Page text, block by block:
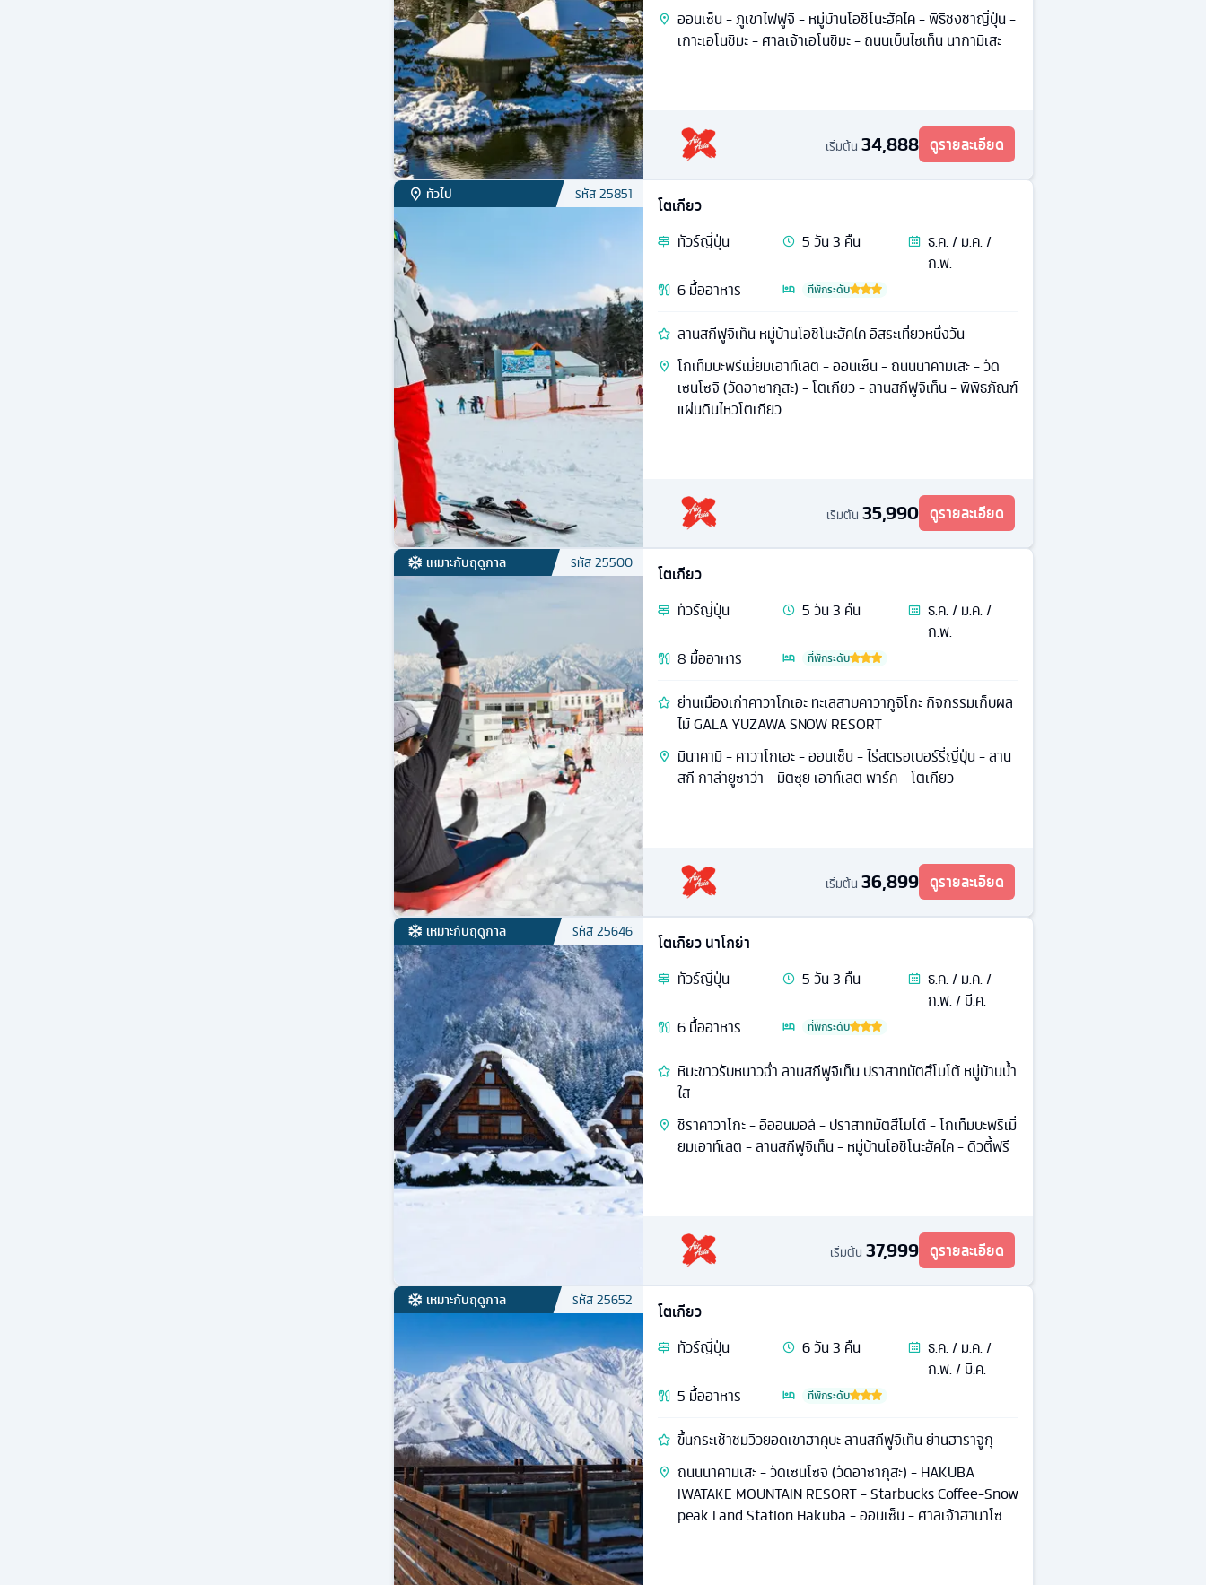
ออนเซ็น - ภูเขาไฟฟูจิ - หมู่บ้านโอชิโนะฮัคไค - พิธีชงชาญี่ปุ่น -
เกาะเอโนชิมะ - ศาลเจ้าเอโนชิมะ - ถนนเบ็นไซเท็น นากามิเสะ
เริ่มต้น 34,888 ดูรายละเอียด
ทั่วไป รหัส25851
โตเกียว
ทัวร์ญี่ปุ่น 5วัน3 คืน
ธ.ค. / ม.ค. /
ก.พ.
6มื้ออาหาร ที่พักระดับ
ลานสกีฟูจิเท็น หมู่บ้านโอชิโนะฮัคไค อิสระเที่ยวหนึ่งวัน
โกเท็มบะพรีเมี่ยมเอาท์เลต - ออนเซ็น - ถนนนาคามิเสะ - วัด
เซนโซจิ (วัดอาซากุสะ) - โตเกียว - ลานสกีฟูจิเท็น - พิพิธภัณฑ์
แผ่นดินไหวโตเกียว
เริ่มต้น 35,990 ดูรายละเอียด
เหมาะกับฤดูกาล รหัส25500
โตเกียว
ทัวร์ญี่ปุ่น 5วัน3 คืน
ธ.ค. / ม.ค. /
ก.พ.
8 มื้ออาหาร ที่พักระดับ
ย่านเมืองเก่าคาวาโกเอะ ทะเลสาบคาวากูจิโกะ กิจกรรมเก็บผล
ไม้ GALA YUZAWA SNOW RESORT
มินาคามิ - คาวาโกเอะ - ออนเซ็น - ไร่สตรอเบอร์รี่ญี่ปุ่น - ลาน
สกี กาล่ายูซาว่า - มิตซุย เอาท์เลต พาร์ค - โตเกียว
เริ่มต้น 36,899 ดูรายละเอียด
เหมาะกับฤดูกาล รหัส25646
โตเกียว นาโกย่า
ทัวร์ญี่ปุ่น 5วัน3 คืน
ธ.ค. / ม.ค. /
ก.พ. / มี.ค.
6มื้ออาหาร ที่พักระดับ
หิมะขาวรับหนาวฉ่ำ ลานสกีฟูจิเท็น ปราสาทมัตสึโมโต้ หมู่บ้านน้ำ
ใส
ชิราคาวาโกะ - อิออนมอล์ - ปราสาทมัตสึโมโต้ - โกเท็มบะพรีเมี่
ยมเอาท์เลต - ลานสกีฟูจิเท็น - หมู่บ้านโอชิโนะฮัคไค - ดิวตี้ฟรี
เริ่มต้น 37,999 ดูรายละเอียด
เหมาะกับฤดูกาล รหัส25652
โตเกียว
ทัวร์ญี่ปุ่น 6วัน3 คืน
ธ.ค. / ม.ค. /
ก.พ. / มี.ค.
5 มื้ออาหาร ที่พักระดับ
ขึ้นกระเช้าชมวิวยอดเขาฮาคุบะ ลานสกีฟูจิเท็น ย่านฮาราจูกุ
ถนนนาคามิเสะ - วัดเซนโซจิ (วัดอาซากุสะ) - HAKUBA
IWATAKE MOUNTAIN RESORT - Starbucks Coffee-Snow
peak Land Station Hakuba - ออนเซ็น - ศาลเจ้าฮานาโซ